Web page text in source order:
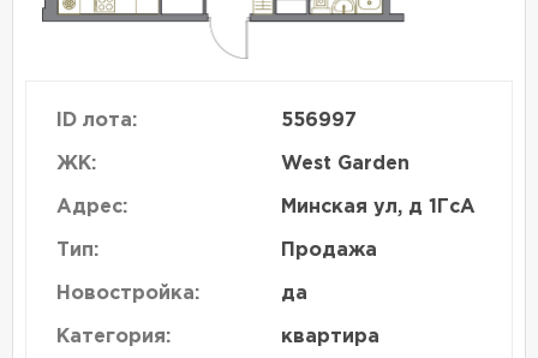
ID лота: 556997
ЖК: West Garden
Адрес: Минская ул, д 1ГсА
Тип: Продажа
Новостройка: да
Категория: квартира